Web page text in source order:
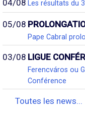
04/08 Les résultats du
05/08
Pape Cabral
03/08 LIGUE
Ferencváros ou
Conférence
Toutes les news...